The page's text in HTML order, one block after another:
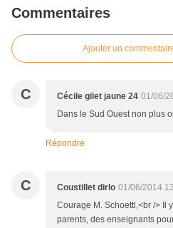
Commentaires
Ajouter un
C Cécile gilet jaune 24 01/06/
Dans le Sud Ouest non plus
Répondre
C Coustillet dirlo 01/06/2014
Courage M. Schoettl,<br /> Il
parents, des enseignants